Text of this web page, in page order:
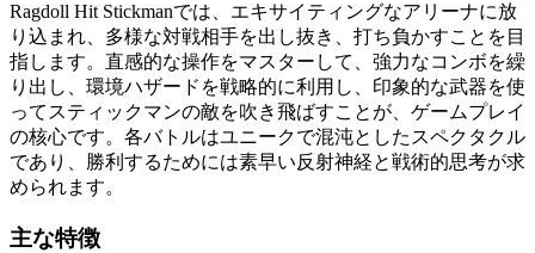
Ragdoll Hit Stickmanでは、エキサイティングなアリーナに放
り込まれ、多様な対戦相手を出し抜き、打ち負かすことを目
指します。直感的な操作をマスターして、強力なコンボを繰
り出し、環境ハザードを戦略的に利用し、印象的な武器を使
ってスティックマンの敵を吹き飛ばすことが、ゲームプレイ
の核心です。各バトルはユニークで混沌としたスペクタクル
であり、勝利するためには素早い反射神経と戦術的思考が求
められます。
主な特徴